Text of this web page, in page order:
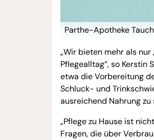
Parthe-Apotheke
„Wir bieten mehr als
Pflegealltag“, so
etwa die Vorbereitung
Schluck- und
ausreichend Nahrung zu
„Pflege zu Hause ist
Fragen, die über